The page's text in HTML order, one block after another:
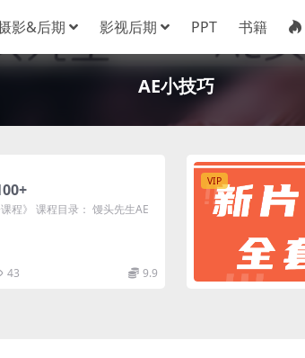
影&后期 影视后期 PPT 书籍
AE小技巧
程》 课程目录： 馒头先生AE
43 9.9
VIP